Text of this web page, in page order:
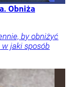
Obniża
by obniżyć
jaki sposób